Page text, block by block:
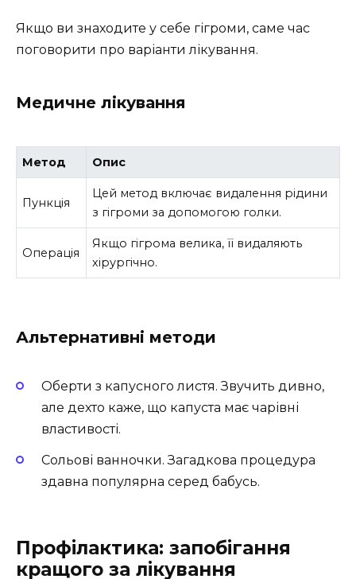
Якщо ви знаходите у себе гігроми, саме час
поговорити про варіанти лікування.
Медичне лікування
Метод Опис
Пункція
Цей метод включає видалення рідини
з гігроми за допомогою голки.
Операція
Якщо гігрома велика, її видаляють
хірургічно.
Альтернативні методи
Оберти з капусного листя. Звучить дивно,
але дехто каже, що капуста має чарівні
властивості.
Сольові ванночки. Загадкова процедура
здавна популярна серед бабусь.
Профілактика: запобігання
кращого за лікування